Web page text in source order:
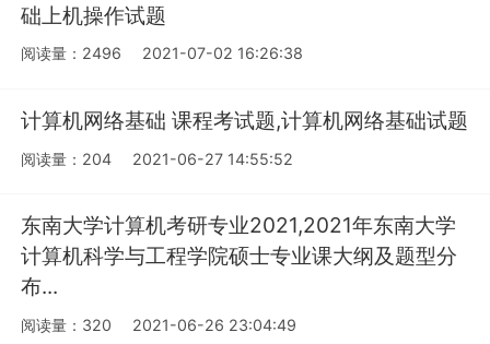
础上机操作试题
阅读量：2496 2021-07-02 16:26:38
计算机网络基础 课程考试题,计算机网络基础试题
阅读量：204 2021-06-27 14:55:52
东南大学计算机考研专业2021,2021年东南大学
计算机科学与工程学院硕士专业课大纲及题型分
布...
阅读量：320 2021-06-26 23:04:49